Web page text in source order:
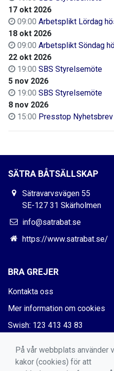
17 okt 2026
09:00 Arbetsplikt Lördag
18 okt 2026
09:00 Arbetsplikt Söndag
22 okt 2026
19:00 SBS Styrelsemöte
5 nov 2026
19:00 SBS Styrelsemöte
8 nov 2026
15:00 Presstop Nyhetsbrev
SÄTRA BÅTSÄLLSKAP
Sätravarvsvägen 55
SE-127 31 Skärholmen
info@satrabat.se
https://www.satrabat.se/
BRA GREJER
Kontakta oss
Mer information om cookies
Swish: 123 413 43 83
På vår webbplats använder
kakor (cookies) för att